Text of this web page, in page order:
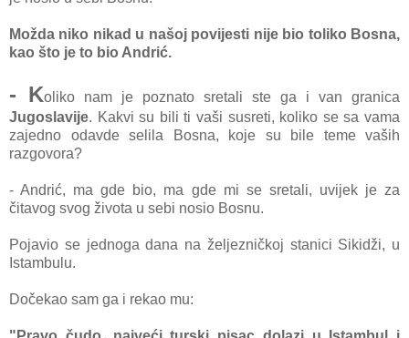
Možda niko nikad u našoj povijesti nije bio toliko Bosna,
kao što je to bio Andrić.
- Koliko nam je poznato sretali ste ga i van granica
Jugoslavije. Kakvi su bili ti vaši susreti, koliko se sa vama
zajedno odavde selila Bosna, koje su bile teme vaših
razgovora?
- Andrić, ma gde bio, ma gde mi se sretali, uvijek je za
čitavog svog života u sebi nosio Bosnu.
Pojavio se jednoga dana na željezničkoj stanici Sikidži, u
Istambulu.
Dočekao sam ga i rekao mu: